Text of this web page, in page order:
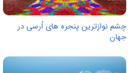
چشم نوازترین پنجره های اُرسی در
جهان